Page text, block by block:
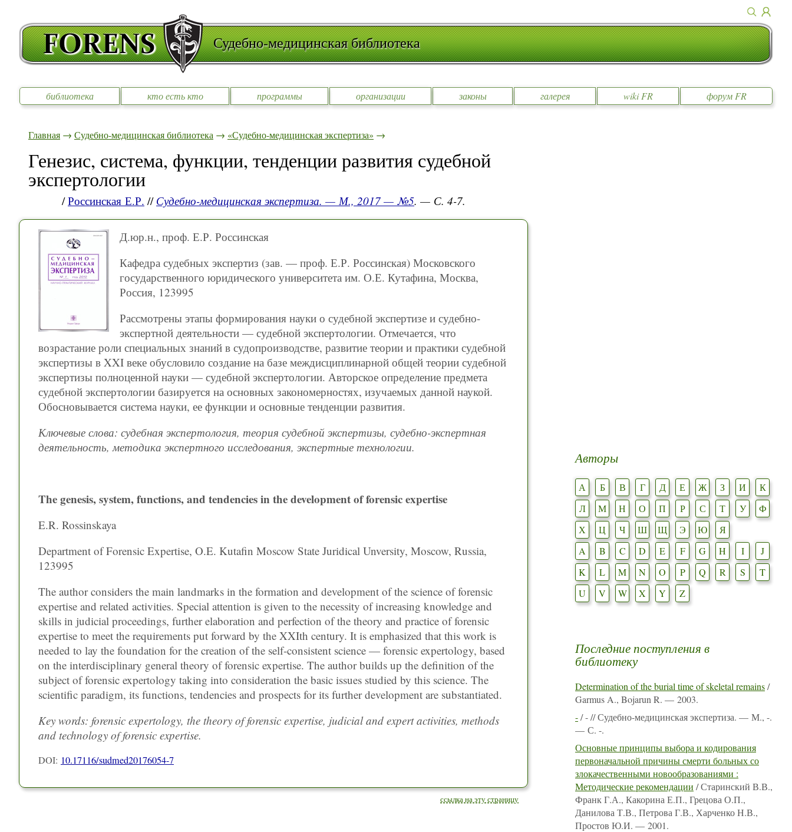
Судебно-медицинская библиотека
библиотека кто есть кто программы организации законы галерея wiki FR форум FR
Главная → Судебно-медицинская библиотека → «Судебно-медицинская экспертиза» →
Генезис, система, функции, тенденции развития судебной
экспертологии
/Россинская Е.Р. // Судебно-медицинская экспертиза. — М., 2017 — №5. — С. 4-7.
Д.юр.н., проф. Е.Р. Россинская
Кафедра судебных экспертиз (зав. — проф. Е.Р. Россинская) Московского
государственного юридического университета им. О.Е. Кутафина, Москва,
Россия, 123995
Рассмотрены этапы формирования науки о судебной экспертизе и судебно-
экспертной деятельности — судебной экспертологии. Отмечается, что
возрастание роли специальных знаний в судопроизводстве, развитие теории и практики судебной
экспертизы в XXI веке обусловило создание на базе междисциплинарной общей теории судебной
экспертизы полноценной науки — судебной экспертологии. Авторское определение предмета
судебной экспертологии базируется на основных закономерностях, изучаемых данной наукой.
Обосновывается система науки, ее функции и основные тенденции развития.
Ключевые слова: судебная экспертология, теория судебной экспертизы, судебно-экспертная
деятельность, методика экспертного исследования, экспертные технологии.
The genesis, system, functions, and tendencies in the development of forensic expertise
E.R. Rossinskaya
Department of Forensic Expertise, O.E. Kutafin Moscow State Juridical Unversity, Moscow, Russia,
123995
The author considers the main landmarks in the formation and development of the science of forensic
expertise and related activities. Special attention is given to the necessity of increasing knowledge and
skills in judicial proceedings, further elaboration and perfection of the theory and practice of forensic
expertise to meet the requirements put forward by the XXIth century. It is emphasized that this work is
needed to lay the foundation for the creation of the self-consistent science — forensic expertology, based
on the interdisciplinary general theory of forensic expertise. The author builds up the definition of the
subject of forensic expertology taking into consideration the basic issues studied by this science. The
scientific paradigm, its functions, tendencies and prospects for its further development are substantiated.
Key words: forensic expertology, the theory of forensic expertise, judicial and expert activities, methods
and technology of forensic expertise.
DOI: 10.17116/sudmed20176054-7
ссылка на эту страницу
Авторы
А Б В Г Д Е Ж З И
К
Л
М Н О П Р С Т У
Ф
Х
Ц Ч Ш Щ Э Ю
Я
A
B C D E F G H I
J
K
L M N O P Q R S
T
U
V W X Y Z
Последние поступления в
библиотеку
Determination of the burial time of skeletal remains/
Garmus A., Bojarun R. — 2003.
-/ - // Судебно-медицинская экспертиза. — М., -.
— С. -.
Основные принципы выбора и кодирования
первоначальной причины смерти больных со
злокачественными новообразованиями :
Методические рекомендации / Старинский В.В.,
Франк Г.А., Какорина Е.П., Грецова О.П.,
Данилова Т.В., Петрова Г.В., Харченко Н.В.,
Простов Ю.И. — 2001.